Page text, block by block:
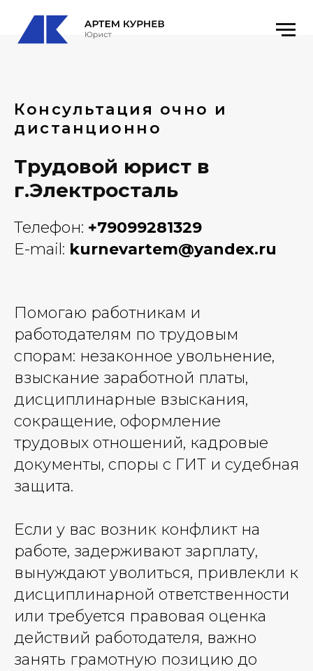
Консультация очно и
дистанционно
Трудовой юрист в
г.Электросталь
Телефон: +79099281329
E-mail: kurnevartem@yandex.ru
Помогаю работникам и
работодателям по трудовым
спорам: незаконное увольнение,
взыскание заработной платы,
дисциплинарные взыскания,
сокращение, оформление
трудовых отношений, кадровые
документы, споры с ГИТ и судебная
защита.
Если у вас возник конфликт на
работе, задерживают зарплату,
вынуждают уволиться, привлекли к
дисциплинарной ответственности
или требуется правовая оценка
действий работодателя, важно
занять грамотную позицию до